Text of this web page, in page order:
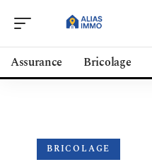
Assurance Bricolage
BRICOLAGE